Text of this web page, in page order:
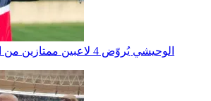
الوحيشي يُروّض 4 لاعبين ممتازين من الدوري التونسي